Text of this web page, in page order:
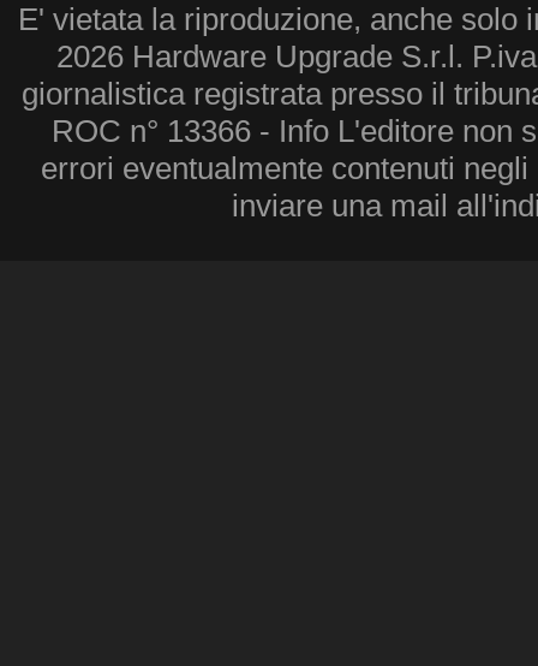
E' vietata la riproduzione, anche solo
2026 Hardware Upgrade S.r.l.
giornalistica registrata presso il
ROC n° 13366 - Info L'editore non
errori eventualmente contenuti
inviare una mail